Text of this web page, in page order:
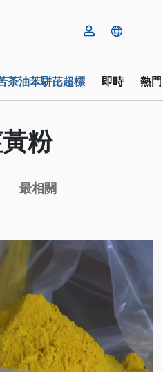
茶油苯駢芘超標 即時 熱
粉
最相關